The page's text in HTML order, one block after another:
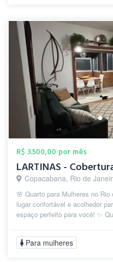
R$ 3.500,00 por mês
Copacabana, Rio de
🌸 Quarto para Mulheres no
lugar confortável e acolhedor
espaço perfeito para você! ✨
Para mulheres